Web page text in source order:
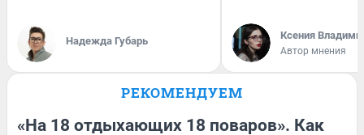
Надежда Губарь Ксения
Автор мнения
РЕКОМЕНДУЕМ
«На 18 отдыхающих 18 поваров». Как